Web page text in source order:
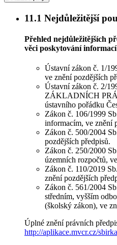
11.1 Nejdůležitější
Přehled nejdůležitějších
věci poskytování
Ústavní zákon č. 1/
ve znění pozdějších
Ústavní zákon č. 2/
ZÁKLADNÍCH
ústavního pořádku
Zákon č. 106/1999
informacím, ve znění
Zákon č. 500/2004
pozdějších předpisů.
Zákon č. 250/2000
územních rozpočtů,
Zákon č. 110/2019
znění pozdějších
Zákon č. 561/2004
středním, vyšším
(školský zákon), ve
Úplné znění právních
http://aplikace.mvcr.cz/